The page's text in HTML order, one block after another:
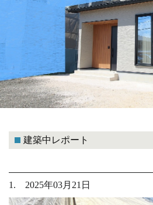
建築中レポート
1. 2025年03月21日